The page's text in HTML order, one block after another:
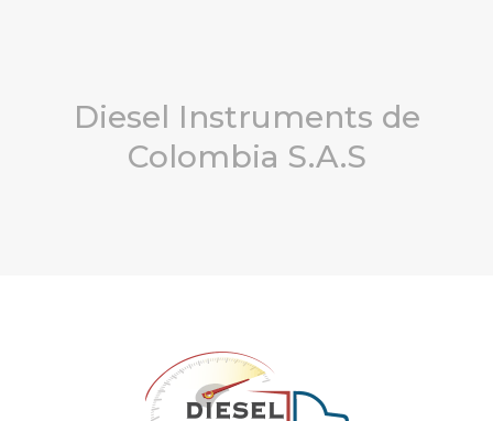
Diesel Instruments de
Colombia S.A.S